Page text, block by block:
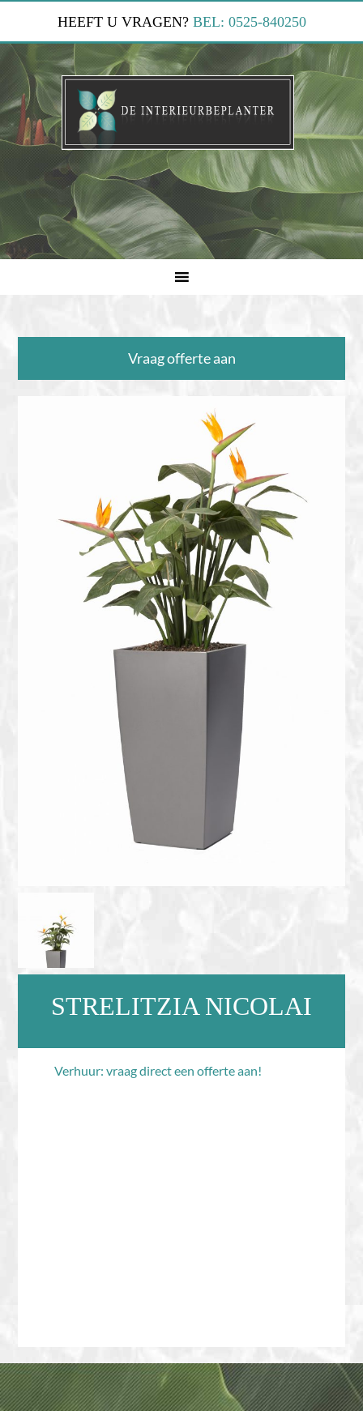
HEEFT U VRAGEN? BEL: 0525-840250
Vraag offerte aan
STRELITZIA NICOLAI
Verhuur: vraag direct een offerte aan!